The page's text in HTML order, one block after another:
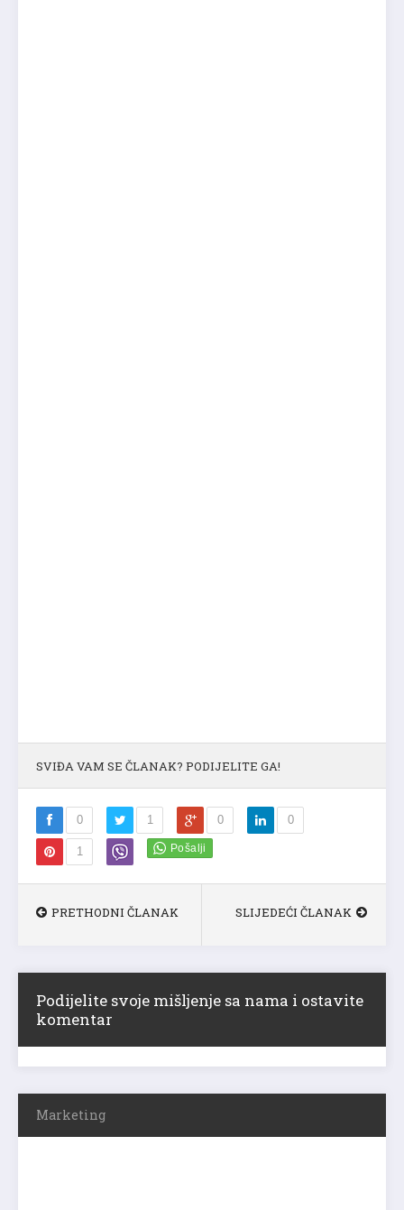
SVIĐA VAM SE ČLANAK? PODIJELITE GA!
0 1 0 0
1
PRETHODNI ČLANAK SLIJEDEĆI ČLANAK
Podijelite svoje mišljenje sa nama i ostavite
komentar
Marketing